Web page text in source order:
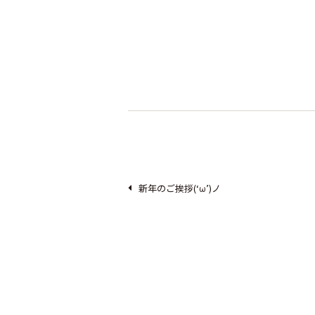
新年のご挨拶(‘ω’)ノ